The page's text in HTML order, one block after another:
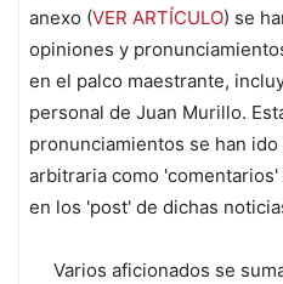
anexo (VER ARTÍCULO) se
opiniones y
en el palco maestrante,
personal de Juan Murillo.
pronunciamientos se han
arbitraria como
en los 'post' de dichas
Varios aficionados se